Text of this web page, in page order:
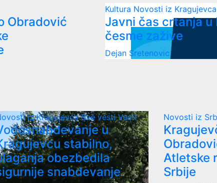
Obradović
Kultura Novosti iz Kragujevca
Javni čas crtanja u
česme zažive
Dejan Sretenovic
iz KragujevcaSve vestiVesti
u
stabilno,
obezbedila
snabdevanje
Novosti iz
Atletske
Srbije